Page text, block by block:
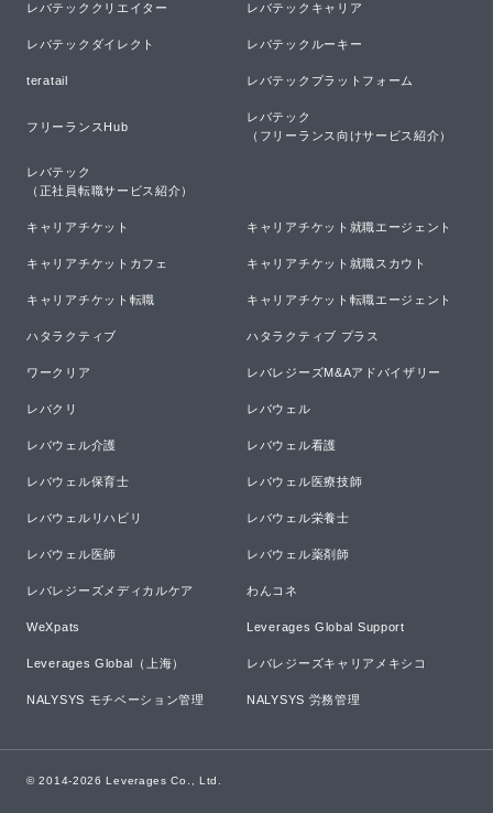
レバテッククリエイター レバテックキャリア
レバテックダイレクト レバテックルーキー
teratail レバテックプラットフォーム
フリーランスHub
レバテック
（フリーランス向けサービス紹介）
レバテック
（正社員転職サービス紹介）
キャリアチケット キャリアチケット就職エージェント
キャリアチケットカフェ キャリアチケット就職スカウト
キャリアチケット転職 キャリアチケット転職エージェント
ハタラクティブ ハタラクティブ プラス
ワークリア レバレジーズM&Aアドバイザリー
レバクリ レバウェル
レバウェル介護 レバウェル看護
レバウェル保育士 レバウェル医療技師
レバウェルリハビリ レバウェル栄養士
レバウェル医師 レバウェル薬剤師
レバレジーズメディカルケア わんコネ
WeXpats Leverages Global Support
Leverages Global（上海） レバレジーズキャリアメキシコ
NALYSYS モチベーション管理 NALYSYS 労務管理
© 2014-2026 Leverages Co., Ltd.